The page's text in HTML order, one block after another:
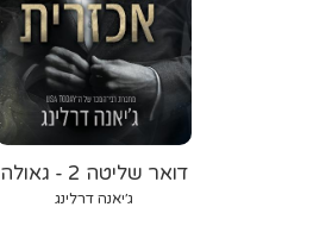
דואר שליטה 2 - גאולה
אכזרית
ג׳יאנה דרלינג